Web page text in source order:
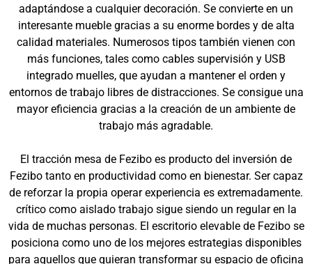
adaptándose a cualquier decoración. Se convierte en un
interesante mueble gracias a su enorme bordes y de alta
calidad materiales. Numerosos tipos también vienen con
más funciones, tales como cables supervisión y USB
integrado muelles, que ayudan a mantener el orden y
entornos de trabajo libres de distracciones. Se consigue una
mayor eficiencia gracias a la creación de un ambiente de
trabajo más agradable.
El tracción mesa de Fezibo es producto del inversión de
Fezibo tanto en productividad como en bienestar. Ser capaz
de reforzar la propia operar experiencia es extremadamente.
crítico como aislado trabajo sigue siendo un regular en la
vida de muchas personas. El escritorio elevable de Fezibo se
posiciona como uno de los mejores estrategias disponibles
para aquellos que quieran transformar su espacio de oficina